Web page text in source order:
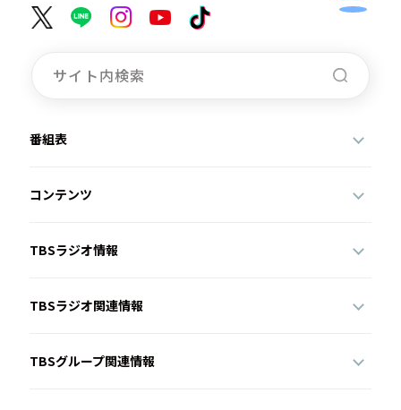
番組表
コンテンツ
TBSラジオ情報
TBSラジオ関連情報
TBSグループ関連情報